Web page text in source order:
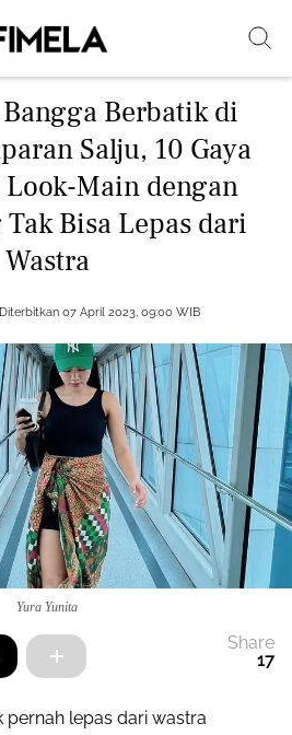
Berbatik di
Salju, 10 Gaya
Main dengan
Bisa Lepas dari
Wastra
Diterbitkan 07 April 2023, 09:00 WIB
Yura Yunita
Share
17
pernah lepas dari wastra